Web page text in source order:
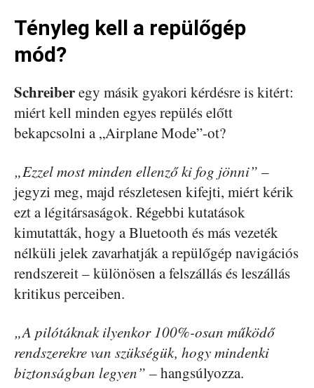
Tényleg kell a repülőgép
mód?
Schreiberegy másik gyakori kérdésre is kitért:
miért kell minden egyes repülés előtt
bekapcsolni a „Airplane Mode”-ot?
„Ezzel most minden ellenző ki fog jönni” –
jegyzi meg, majd részletesen kifejti, miért kérik
ezt a légitársaságok. Régebbi kutatások
kimutatták, hogy a Bluetooth és más vezeték
nélküli jelek zavarhatják a repülőgép navigációs
rendszereit – különösen a felszállás és leszállás
kritikus perceiben.
„A pilótáknak ilyenkor 100%-osan működő
rendszerekre van szükségük, hogy mindenki
biztonságban legyen” – hangsúlyozza.